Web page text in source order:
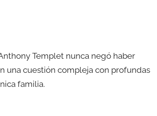
Templet nunca negó haber
una cuestión compleja con profundas
familia.